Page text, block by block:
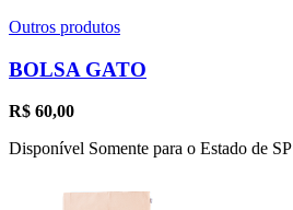
Outros produtos
BOLSA GATO
R$ 60,00
Disponível Somente para o Estado de SP